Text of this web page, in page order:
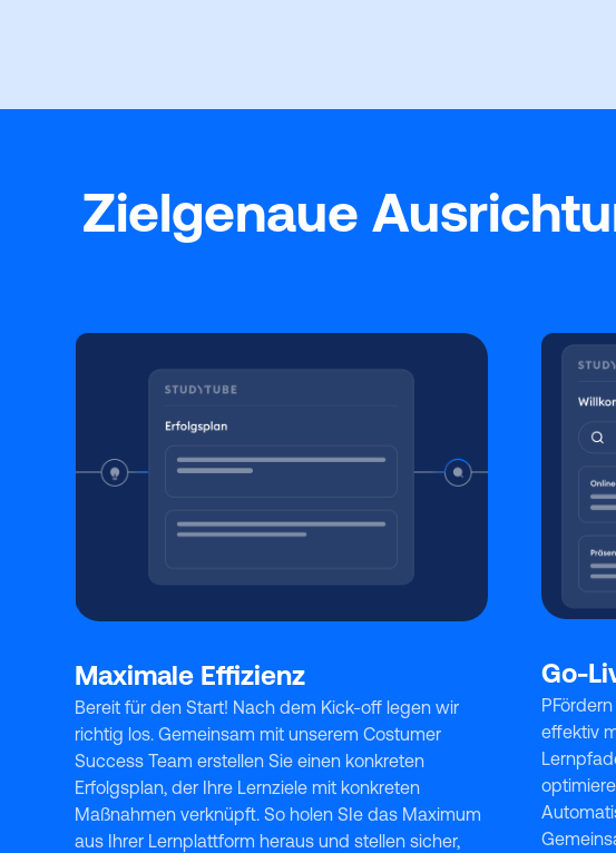
Zielgenaue
Maximale Effizienz
Bereit für den Start! Nach dem Kick-off legen wir
richtig los. Gemeinsam mit unserem Costumer
Success Team erstellen Sie einen konkreten
Erfolgsplan, der Ihre Lernziele mit konkreten
Maßnahmen verknüpft. So holen SIe das Maximum
aus Ihrer Lernplattform heraus und stellen sicher,
Go-
effektiv